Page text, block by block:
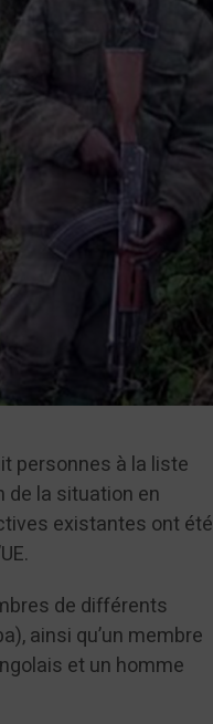
personnes à la liste
de la situation en
existantes ont été
de différents
ainsi qu’un membre
et un homme